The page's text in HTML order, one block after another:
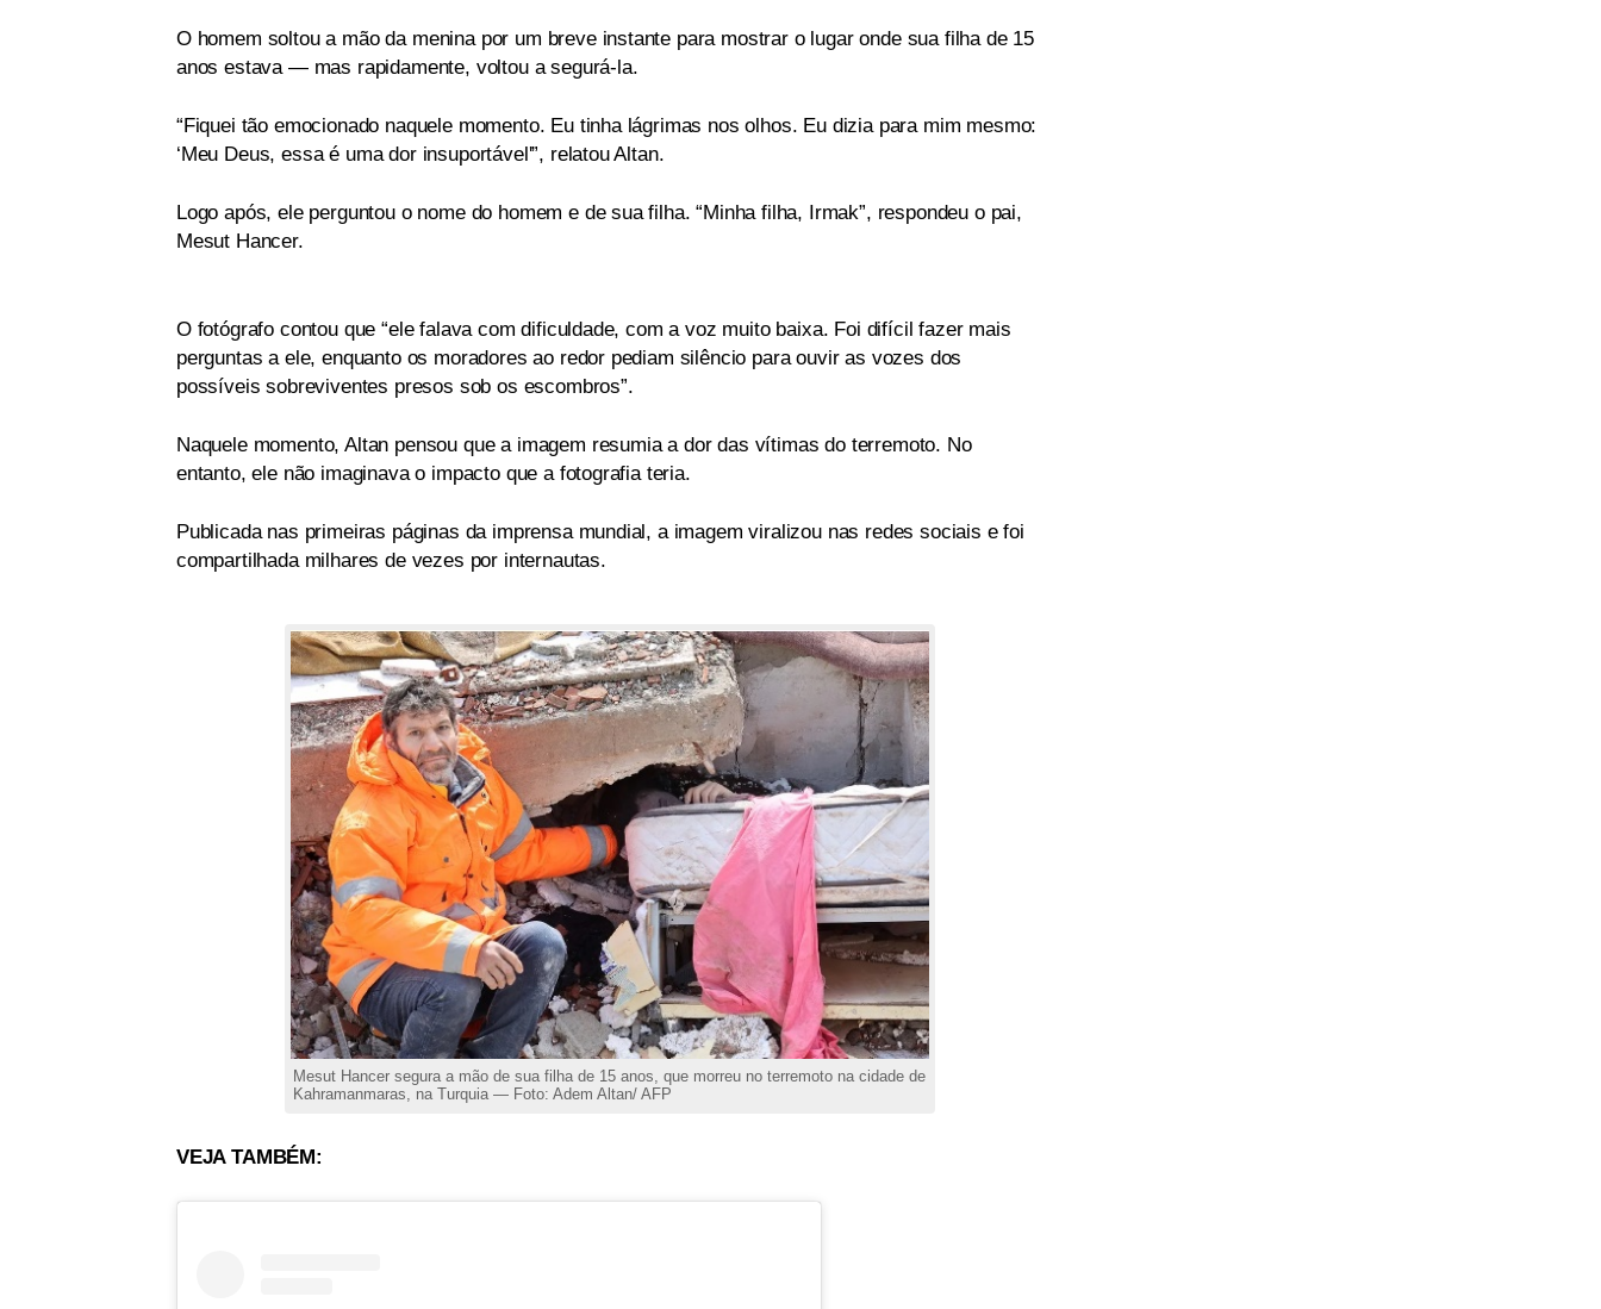
O homem soltou a mão da menina por um breve instante para mostrar o lugar onde sua filha de 15
anos estava — mas rapidamente, voltou a segurá-la.
“Fiquei tão emocionado naquele momento. Eu tinha lágrimas nos olhos. Eu dizia para mim mesmo:
‘Meu Deus, essa é uma dor insuportável'”, relatou Altan.
Logo após, ele perguntou o nome do homem e de sua filha. “Minha filha, Irmak”, respondeu o pai,
Mesut Hancer.
O fotógrafo contou que “ele falava com dificuldade, com a voz muito baixa. Foi difícil fazer mais
perguntas a ele, enquanto os moradores ao redor pediam silêncio para ouvir as vozes dos
possíveis sobreviventes presos sob os escombros”.
Naquele momento, Altan pensou que a imagem resumia a dor das vítimas do terremoto. No
entanto, ele não imaginava o impacto que a fotografia teria.
Publicada nas primeiras páginas da imprensa mundial, a imagem viralizou nas redes sociais e foi
compartilhada milhares de vezes por internautas.
Mesut Hancer segura a mão de sua filha de 15 anos, que morreu no terremoto na cidade de
Kahramanmaras, na Turquia — Foto: Adem Altan/ AFP
VEJA TAMBÉM: